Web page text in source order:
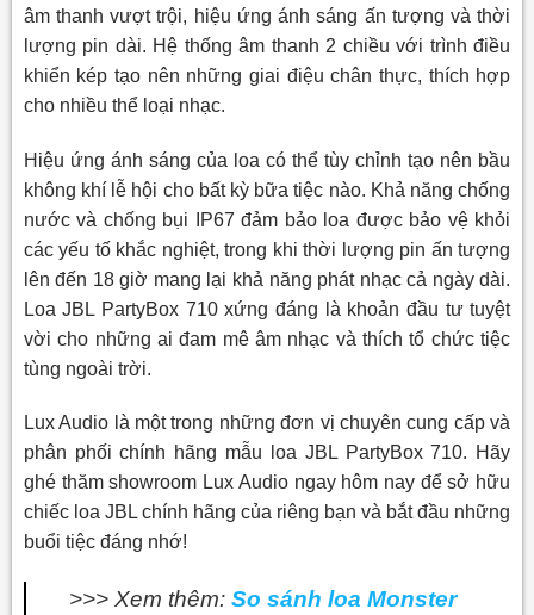
âm thanh vượt trội, hiệu ứng ánh sáng ấn tượng và thời
lượng pin dài. Hệ thống âm thanh 2 chiều với trình điều
khiển kép tạo nên những giai điệu chân thực, thích hợp
cho nhiều thể loại nhạc.
Hiệu ứng ánh sáng của loa có thể tùy chỉnh tạo nên bầu
không khí lễ hội cho bất kỳ bữa tiệc nào. Khả năng chống
nước và chống bụi IP67 đảm bảo loa được bảo vệ khỏi
các yếu tố khắc nghiệt, trong khi thời lượng pin ấn tượng
lên đến 18 giờ mang lại khả năng phát nhạc cả ngày dài.
Loa JBL PartyBox 710 xứng đáng là khoản đầu tư tuyệt
vời cho những ai đam mê âm nhạc và thích tổ chức tiệc
tùng ngoài trời.
Lux Audio là một trong những đơn vị chuyên cung cấp và
phân phối chính hãng mẫu loa JBL PartyBox 710. Hãy
ghé thăm showroom Lux Audio ngay hôm nay để sở hữu
chiếc loa JBL chính hãng của riêng bạn và bắt đầu những
buổi tiệc đáng nhớ!
>>> Xem thêm: So sánh loa Monster